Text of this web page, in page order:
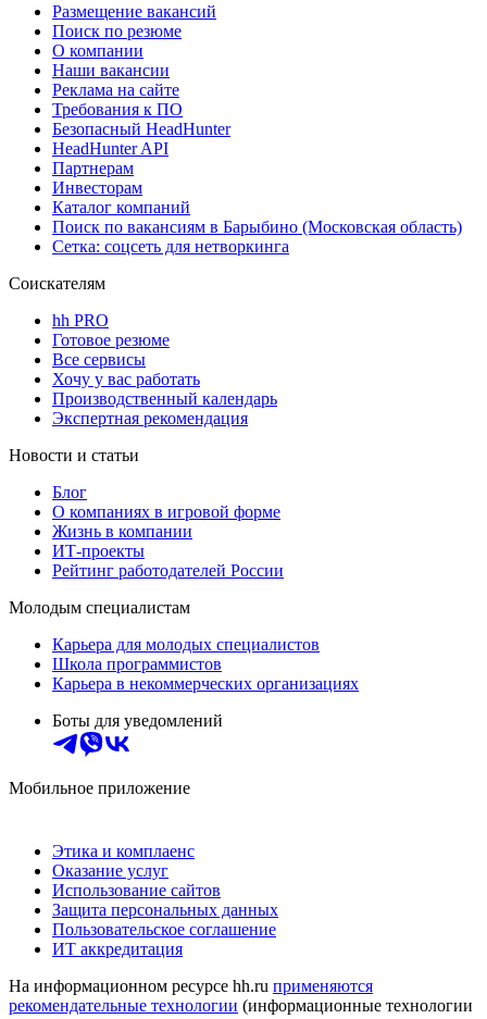
Размещение вакансий
Поиск по резюме
О компании
Наши вакансии
Реклама на сайте
Требования к ПО
Безопасный HeadHunter
HeadHunter API
Партнерам
Инвесторам
Каталог компаний
Поиск по вакансиям в Барыбино (Московская область)
Сетка: соцсеть для нетворкинга
Соискателям
hh PRO
Готовое резюме
Все сервисы
Хочу у вас работать
Производственный календарь
Экспертная рекомендация
Новости и статьи
Блог
О компаниях в игровой форме
Жизнь в компании
ИТ-проекты
Рейтинг работодателей России
Молодым специалистам
Карьера для молодых специалистов
Школа программистов
Карьера в некоммерческих организациях
Боты для уведомлений
Мобильное приложение
Этика и комплаенс
Оказание услуг
Использование сайтов
Защита персональных данных
Пользовательское соглашение
ИТ аккредитация
На информационном ресурсе hh.ru применяются
рекомендательные технологии (информационные технологии